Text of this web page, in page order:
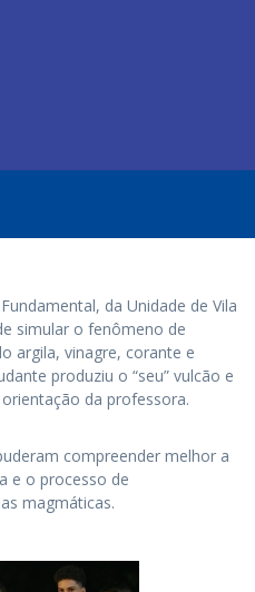
da Unidade de Vila
simular o fenômeno de
argila, vinagre, corante e
produziu o “seu” vulcão e
da professora.
compreender melhor a
e o processo de
magmáticas.